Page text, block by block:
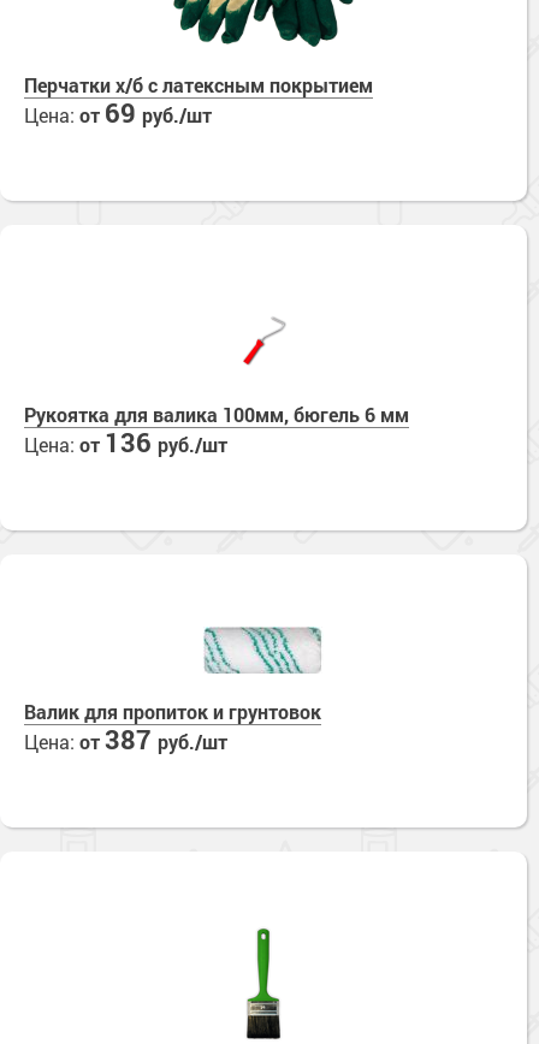
Перчатки х/б с латексным покрытием
Цена: от 69 руб./шт
Рукоятка для валика 100мм, бюгель 6 мм
Цена: от 136 руб./шт
Валик для пропиток и грунтовок
Цена: от387 руб./шт